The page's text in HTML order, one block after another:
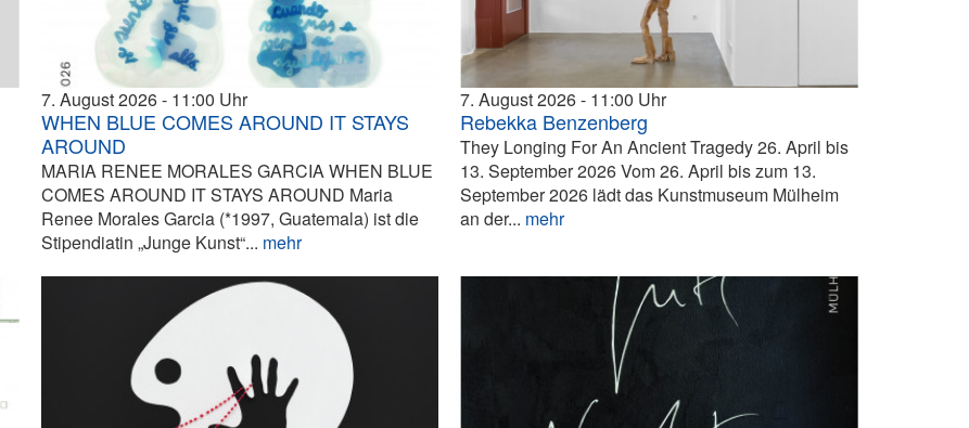
7. August 2026 11:00
WHEN BLUE COMES AROUND IT STAYS
AROUND
MARIA RENEE MORALES GARCIA WHEN BLUE
COMES AROUND IT STAYS AROUND Maria
Renee Morales Garcia (*1997, Guatemala) ist die
Stipendiatin „Junge Kunst“... mehr
7. August 2026 11:00
Rebekka Benzenberg
They Longing For An Ancient Tragedy 26. April bis
13. September 2026 Vom 26. April bis zum 13.
September 2026 lädt das Kunstmuseum Mülheim
an der... mehr